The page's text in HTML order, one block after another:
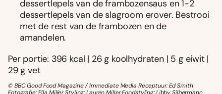
dessertlepels van de frambozensaus en 1-2
dessertlepels van de slagroom erover. Bestrooi
met de rest van de frambozen en de
amandelen.
Per portie: 396 kcal | 26 g koolhydraten | 5 g eiwit |
29 g vet
© BBC Good Food Magazine / Immediate Media Receptuur: Ed Smith